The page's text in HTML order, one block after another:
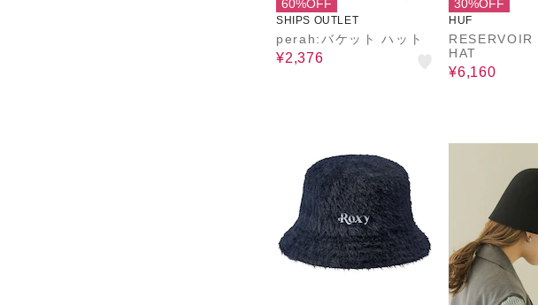
60%OFF
SHIPS OUTLET
perah:バケット ハット
¥2,376
30%OFF
HUF
RESERVOIR
HAT
¥6,160